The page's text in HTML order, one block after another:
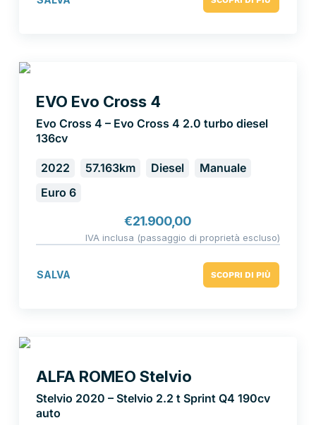
EVO Evo Cross 4
Evo Cross 4 – Evo Cross 4 2.0 turbo diesel
136cv
2022 57.163km Diesel
Manuale
Euro 6
€21.900,00
IVA inclusa (passaggio di proprietà escluso)
SALVA SCOPRI DI PIÙ
ALFA ROMEO Stelvio
Stelvio 2020 – Stelvio 2.2 t Sprint Q4 190cv
auto